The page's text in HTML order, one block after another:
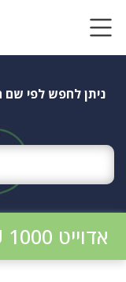
ניתן לחפש לפי שם
אדוייט IU 1000